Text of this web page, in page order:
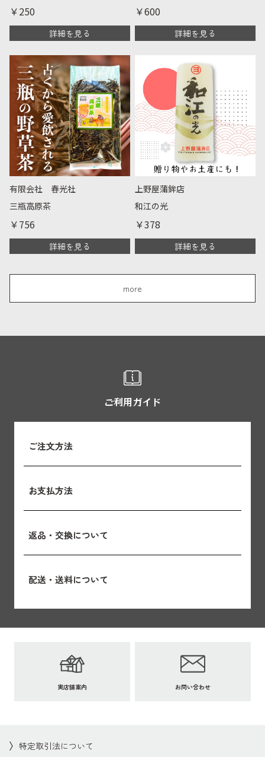
￥250
詳細を見る
￥600
詳細を見る
有限会社 春光社
三瓶高原茶
￥756
詳細を見る
上野屋蒲鉾店
和江の光
￥378
詳細を見る
more
ご利用ガイド
ご注文方法
お支払方法
返品・交換について
配送・送料について
実店舗案内 お問い合わせ
特定取引法について